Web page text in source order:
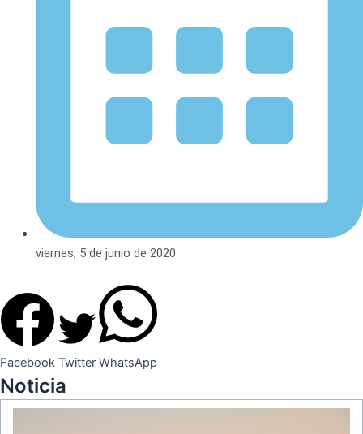
viernes, 5 de junio de 2020
Facebook Twitter WhatsApp
Noticia